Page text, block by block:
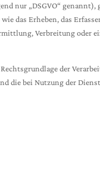
nur „DSGVO“
das Erheben, das
Verbreitung oder
der
die bei Nutzung der